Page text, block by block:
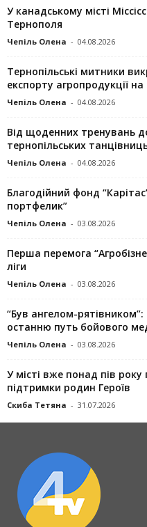
У канадському місті
Тернополя
Чепіль Олена - 04.08.2026
Тернопільські митники
експорту агропродукції
Чепіль Олена - 04.08.2026
Від щоденних тренувань
тернопільських
Чепіль Олена - 04.08.2026
Благодійний фонд
портфелик”
Чепіль Олена - 03.08.2026
Перша перемога
ліги
Чепіль Олена - 03.08.2026
“Був ангелом-
останню путь бойового
Чепіль Олена - 03.08.2026
У місті вже понад пів
підтримки родин Героїв
Скиба Тетяна - 31.07.2026